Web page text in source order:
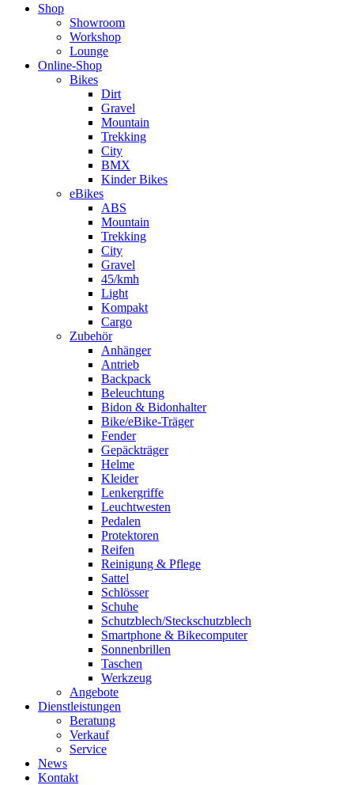
Shop
Showroom
Workshop
Lounge
Online-Shop
Bikes
Dirt
Gravel
Mountain
Trekking
City
BMX
Kinder Bikes
eBikes
ABS
Mountain
Trekking
City
Gravel
45/kmh
Light
Kompakt
Cargo
Zubehör
Anhänger
Antrieb
Backpack
Beleuchtung
Bidon & Bidonhalter
Bike/eBike-Träger
Fender
Gepäckträger
Helme
Kleider
Lenkergriffe
Leuchtwesten
Pedalen
Protektoren
Reifen
Reinigung & Pflege
Sattel
Schlösser
Schuhe
Schutzblech/Steckschutzblech
Smartphone & Bikecomputer
Sonnenbrillen
Taschen
Werkzeug
Angebote
Dienstleistungen
Beratung
Verkauf
Service
News
Kontakt